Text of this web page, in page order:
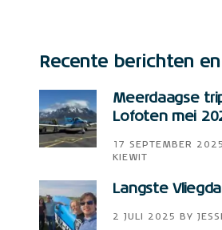
Recente berichten
Meerdaagse
Lofoten mei
17 SEPTEMBER 2025
KIEWIT
Langste
2 JULI 2025 BY